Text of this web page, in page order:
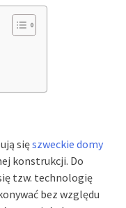
sięszweckie domy
konstrukcji. Do
tzw. technologię
bez względu